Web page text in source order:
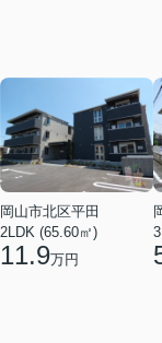
岡山市北区平田
2LDK (65.60㎡)
11.9万円